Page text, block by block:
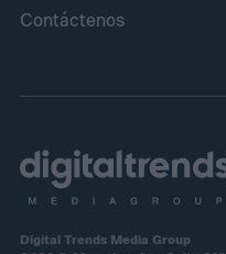
Contáctenos
Digital Trends Media Group